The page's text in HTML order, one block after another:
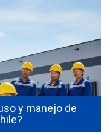
y manejo de